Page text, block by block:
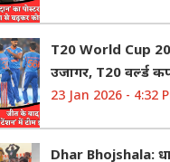
T20 World Cup
उजागर, T20 वर्ल्ड
23 Jan 2026 - 4:32
Dhar Bhojshala: